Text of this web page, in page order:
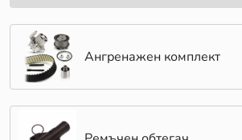
Ангренажен комплект